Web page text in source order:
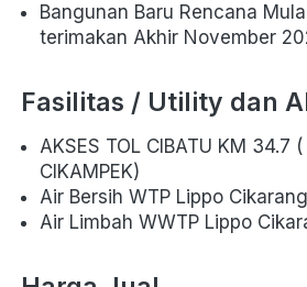
Bangunan Baru Rencana
terimakan Akhir November
Fasilitas / Utility dan
AKSES TOL CIBATU KM 34.7
CIKAMPEK)
Air Bersih WTP Lippo Cikarang
Air Limbah WWTP Lippo